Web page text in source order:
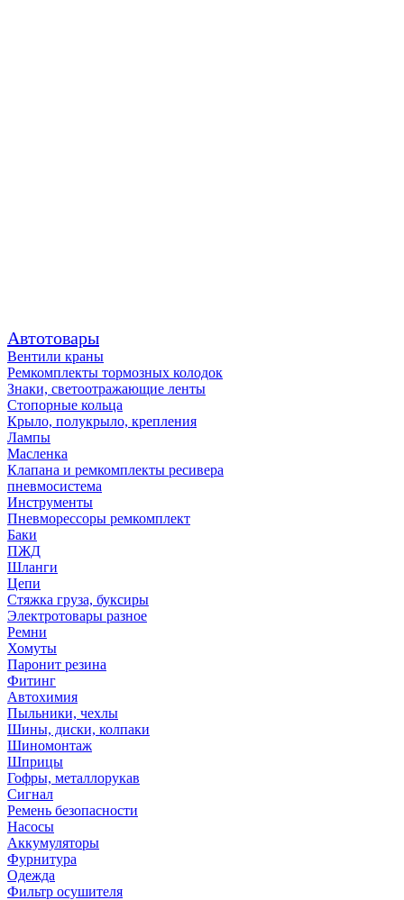
Автотовары
Вентили краны
Ремкомплекты тормозных колодок
Знаки, светоотражающие ленты
Стопорные кольца
Крыло, полукрыло, крепления
Лампы
Масленка
Клапана и ремкомплекты ресивера
пневмосистема
Инструменты
Пневморессоры ремкомплект
Баки
ПЖД
Шланги
Цепи
Стяжка груза, буксиры
Электротовары разное
Ремни
Хомуты
Паронит резина
Фитинг
Автохимия
Пыльники, чехлы
Шины, диски, колпаки
Шиномонтаж
Шприцы
Гофры, металлорукав
Сигнал
Ремень безопасности
Насосы
Аккумуляторы
Фурнитура
Одежда
Фильтр осушителя